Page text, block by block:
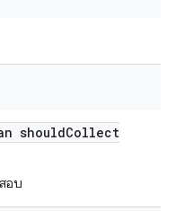
shouldCollect
อบ